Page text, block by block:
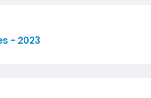
- 2023